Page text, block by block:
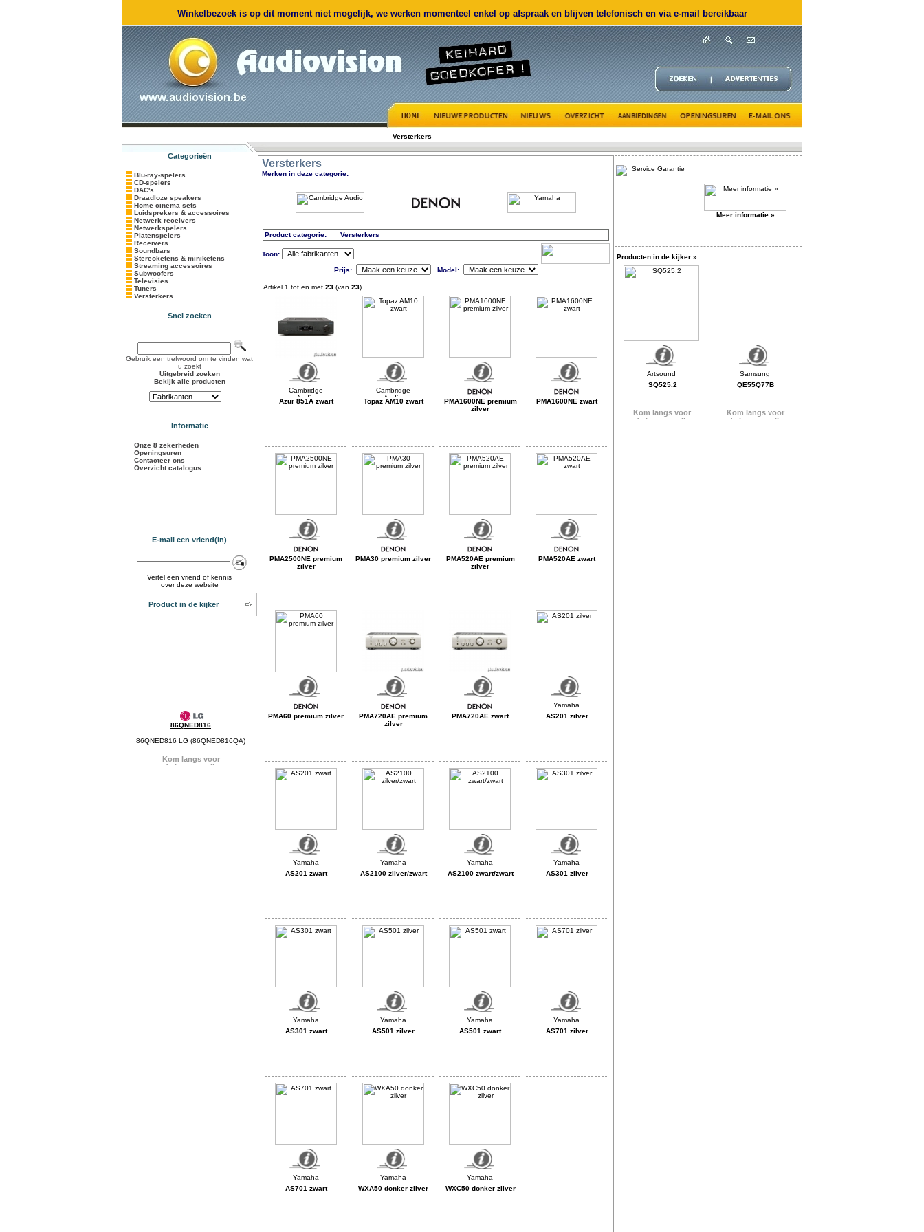
Winkelbezoek is op dit moment niet mogelijk, we werken momenteel enkel op afspraak en blijven telefonisch en via e-mail bereikbaar
Versterkers
Categorieën
Blu-ray-spelers
CD-spelers
DAC's
Draadloze speakers
Home cinema sets
Luidsprekers & accessoires
Netwerk receivers
Netwerkspelers
Platenspelers
Receivers
Soundbars
Stereoketens & miniketens
Streaming accessoires
Subwoofers
Televisies
Tuners
Versterkers
Snel zoeken
Gebruik een trefwoord om te vinden wat
u zoekt
Uitgebreid zoeken
Bekijk alle producten
Informatie
Onze 8 zekerheden
Openingsuren
Contacteer ons
Overzicht catalogus
E-mail een vriend(in)
Vertel een vriend of kennis
over deze website
Product in de kijker
86QNED816
86QNED816 LG (86QNED816QA)
Versterkers
Merken in deze categorie:
Product categorie: Versterkers
Toon:
Prijs: Model:
Artikel 1 tot en met 23 (van 23)
Azur 851A zwart Topaz AM10 zwart
PMA1600NE premium
zilver
PMA1600NE zwart
PMA2500NE premium
zilver
PMA30 premium zilver
PMA520AE premium
zilver
PMA520AE zwart
PMA60 premium zilver
PMA720AE premium
zilver
PMA720AE zwart AS201 zilver
AS201 zwart AS2100 zilver/zwart AS2100 zwart/zwart AS301 zilver
AS301 zwart AS501 zilver AS501 zwart AS701 zilver
AS701 zwart WXA50 donker zilver WXC50 donker zilver
Meer informatie »
Producten in de kijker »
SQ525.2 QE55Q77B